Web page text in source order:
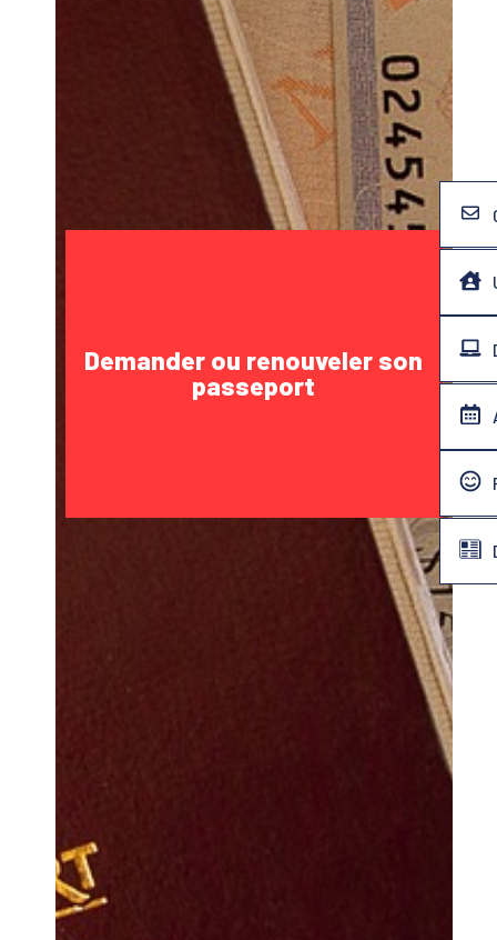
Demander ou renouveler son
passeport